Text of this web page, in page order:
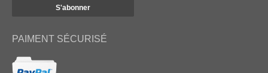
PAIMENT SÉCURISÉ